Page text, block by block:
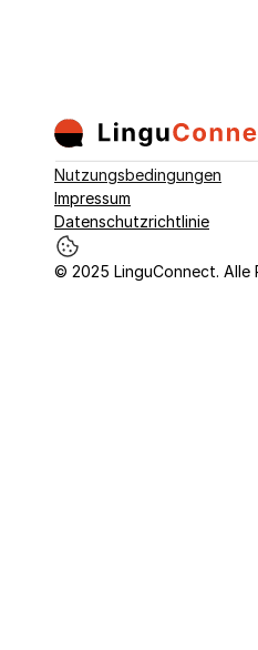
Nutzungsbedingungen
Impressum
Datenschutzrichtlinie
© 2025 LinguConnect. Alle